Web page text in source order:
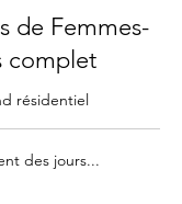
de Femmes-
complet
résidentiel
des jours...